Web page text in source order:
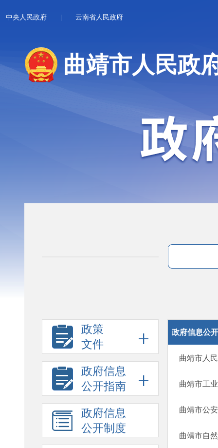
中央人民政府 云南省人民政府
曲靖市人民政
政策
文件
政府信息
公开指南
政府信息
公开制度
政府信息公
曲靖市人
曲靖市工
曲靖市公
曲靖市自